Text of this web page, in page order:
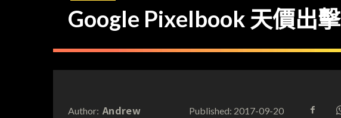
Google Pixelbook 天價出擊
Author: Andrew Published: 2017-09-20